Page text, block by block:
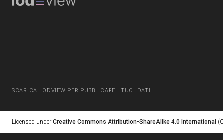
SCARICA LODVIEW PER PUBBLICARE I TUOI DATI
Licensed under Creative Commons Attribution-ShareAlike 4.0 International